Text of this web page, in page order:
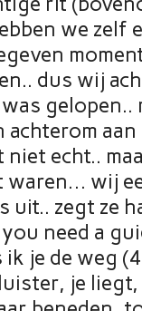
we zelf
dus wij
gelopen..
achterom
echt..
wij
uit.. zegt ze
need a
je de weg
je